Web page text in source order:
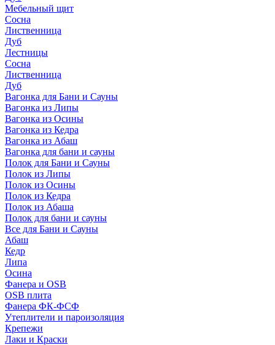
Мебельный щит
Сосна
Лиственница
Дуб
Лестницы
Сосна
Лиственница
Дуб
Вагонка для Бани и Сауны
Вагонка из Липы
Вагонка из Осины
Вагонка из Кедра
Вагонка из Абаш
Вагонка для бани и сауны
Полок для Бани и Сауны
Полок из Липы
Полок из Осины
Полок из Кедра
Полок из Абаша
Полок для бани и сауны
Все для Бани и Сауны
Абаш
Кедр
Липа
Осина
Фанера и OSB
OSB плита
Фанера ФК-ФСФ
Утеплители и пароизоляция
Крепежи
Лаки и Краски